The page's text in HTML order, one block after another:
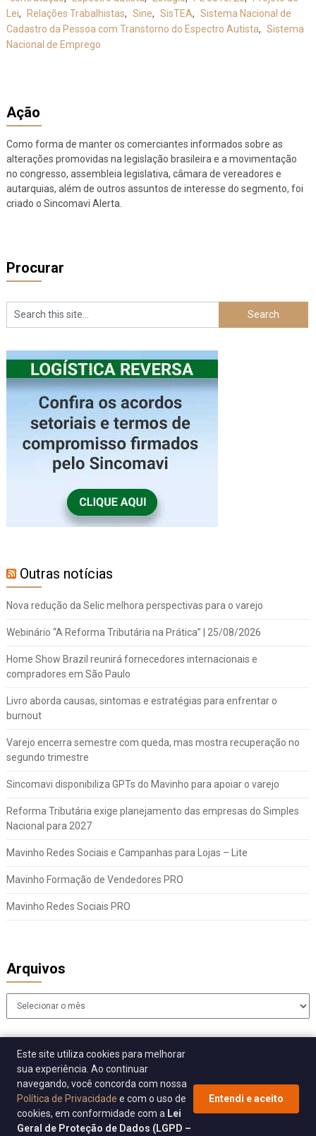
Lei, Relações Trabalhistas, Sine, SisTEA, Sistema Nacional de
Cadastro da Pessoa com Transtorno do Espectro Autista, Sistema
Nacional de Emprego
Ação
Como forma de manter os comerciantes informados sobre as
alterações promovidas na legislação brasileira e a movimentação
no congresso, assembleia legislativa, câmara de vereadores e
autarquias, além de outros assuntos de interesse do segmento, foi
criado o Sincomavi Alerta.
Procurar
Outras notícias
Nova redução da Selic melhora perspectivas para o varejo
Webinário “A Reforma Tributária na Prática” | 25/08/2026
Home Show Brazil reunirá fornecedores internacionais e
compradores em São Paulo
Livro aborda causas, sintomas e estratégias para enfrentar o
burnout
Varejo encerra semestre com queda, mas mostra recuperação no
segundo trimestre
Sincomavi disponibiliza GPTs do Mavinho para apoiar o varejo
Reforma Tributária exige planejamento das empresas do Simples
Nacional para 2027
Mavinho Redes Sociais e Campanhas para Lojas – Lite
Mavinho Formação de Vendedores PRO
Mavinho Redes Sociais PRO
Arquivos
Arquivos
© 2026 Sincomavi Alerta| WordPress Theme bySuperb WordPress
Themes
Este site utiliza cookies para melhorar
sua experiência. Ao continuar
navegando, você concorda com nossa
Política de Privacidade e com o uso de
cookies, em conformidade com a Lei
Geral de Proteção de Dados (LGPD –
Entendi e aceito